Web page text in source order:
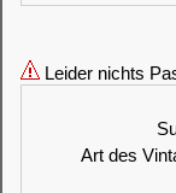
Leider nichts
Art des